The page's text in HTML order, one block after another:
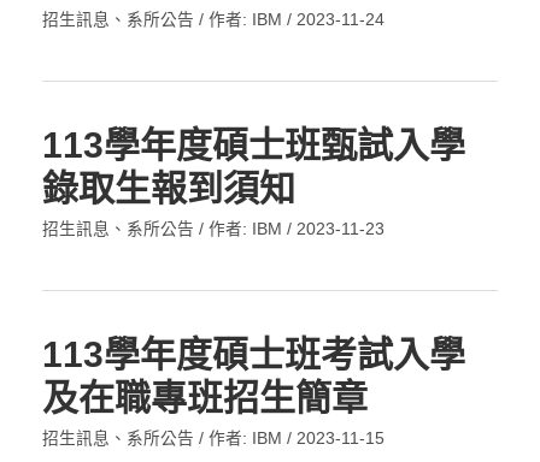
招生訊息 、 系所公告 / 作者: IBM / 2023-11-24
113學年度碩士班甄試入學
錄取生報到須知
招生訊息 、 系所公告 / 作者: IBM / 2023-11-23
113學年度碩士班考試入學
及在職專班招生簡章
招生訊息 、 系所公告 / 作者: IBM / 2023-11-15